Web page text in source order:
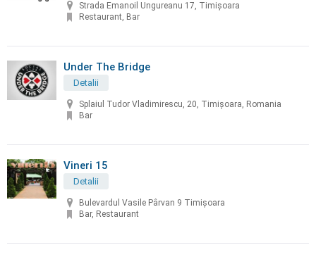
Strada Emanoil Ungureanu 17, Timișoara
Restaurant, Bar
Under The Bridge
Detalii
Splaiul Tudor Vladimirescu, 20, Timișoara, Romania
Bar
Vineri 15
Detalii
Bulevardul Vasile Pârvan 9 Timișoara
Bar, Restaurant